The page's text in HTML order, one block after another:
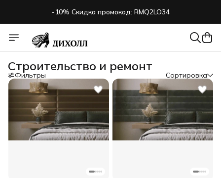
-10% Скидка промокод: RMQ2LO34
Строительство и ремонт
Фильтры Сортировка